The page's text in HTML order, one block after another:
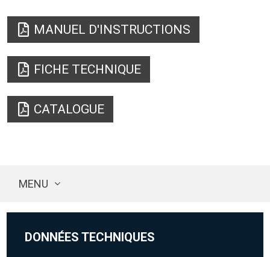
MANUEL D'INSTRUCTIONS
FICHE TECHNIQUE
CATALOGUE
MENU
DONNÉES TECHNIQUES